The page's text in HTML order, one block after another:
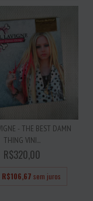
- THE BEST DAMN
THING VINI...
R$320,00
R$106,67 sem juros